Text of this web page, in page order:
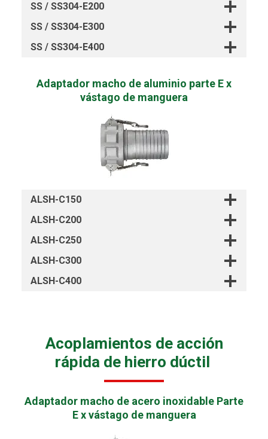
SS / SS304-E200
SS / SS304-E300
SS / SS304-E400
Adaptador macho de aluminio parte E x
vástago de manguera
ALSH-C150
ALSH-C200
ALSH-C250
ALSH-C300
ALSH-C400
Acoplamientos de acción
rápida de hierro dúctil
Adaptador macho de acero inoxidable Parte
E x vástago de manguera